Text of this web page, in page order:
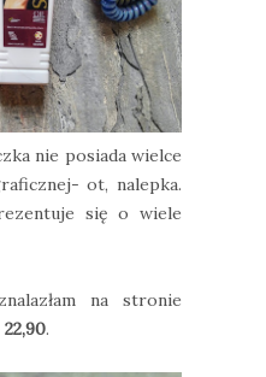
nie posiada wielce
ot, nalepka.
się o wiele
na stronie
22,90.